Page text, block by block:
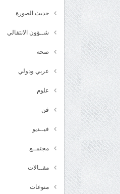
حديث الصورة
شــؤون الانتقالي
صحة
عربي ودولي
علوم
فن
فيــديو
مجتمــع
مقــالات
منوعات